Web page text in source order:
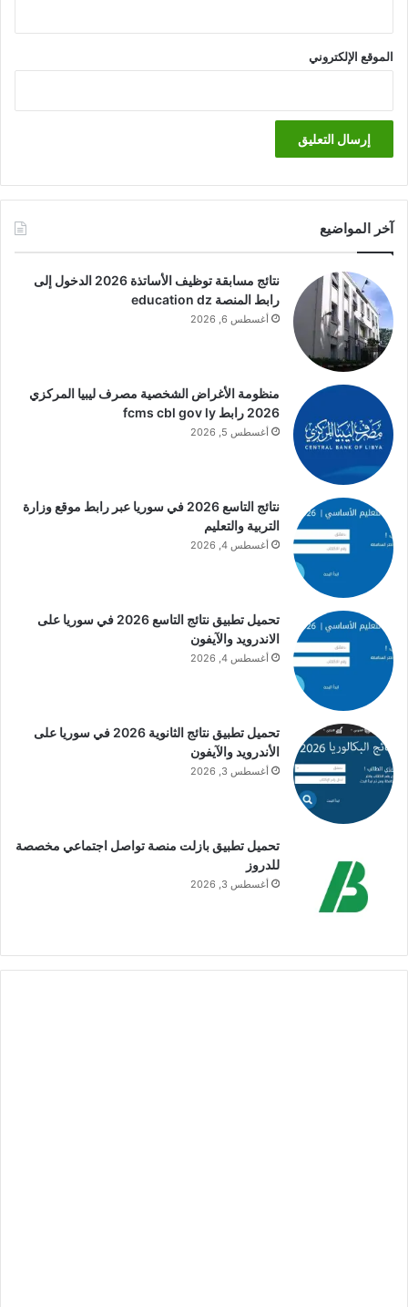
الموقع الإلكتروني
آخر المواضيع
نتائج مسابقة توظيف الأساتذة 2026 الدخول إلى
رابط المنصة education dz
أغسطس 6, 2026
منظومة الأغراض الشخصية مصرف ليبيا المركزي
2026 رابط fcms cbl gov ly
أغسطس 5, 2026
نتائج التاسع 2026 في سوريا عبر رابط موقع وزارة
التربية والتعليم
أغسطس 4, 2026
تحميل تطبيق نتائج التاسع 2026 في سوريا على
الاندرويد والآيفون
أغسطس 4, 2026
تحميل تطبيق نتائج الثانوية 2026 في سوريا على
الأندرويد والآيفون
أغسطس 3, 2026
تحميل تطبيق بازلت منصة تواصل اجتماعي مخصصة
للدروز
أغسطس 3, 2026